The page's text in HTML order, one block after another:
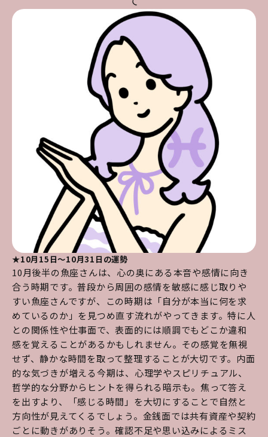
★10月15日～10月31日の運勢
10月後半の魚座さんは、心の奥にある本音や感情に向き
合う時期です。普段から周囲の感情を敏感に感じ取りや
すい魚座さんですが、この時期は「自分が本当に何を求
めているのか」を見つめ直す流れがやってきます。特に人
との関係性や仕事面で、表面的には順調でもどこか違和
感を覚えることがあるかもしれません。その感覚を無視
せず、静かな時間を取って整理することが大切です。内面
的な気づきが増える今期は、心理学やスピリチュアル、
哲学的な分野からヒントを得られる暗示も。焦って答え
を出すより、「感じる時間」を大切にすることで自然と
方向性が見えてくるでしょう。金銭面では共有資産や契約
ごとに動きがありそう。確認不足や思い込みによるミス